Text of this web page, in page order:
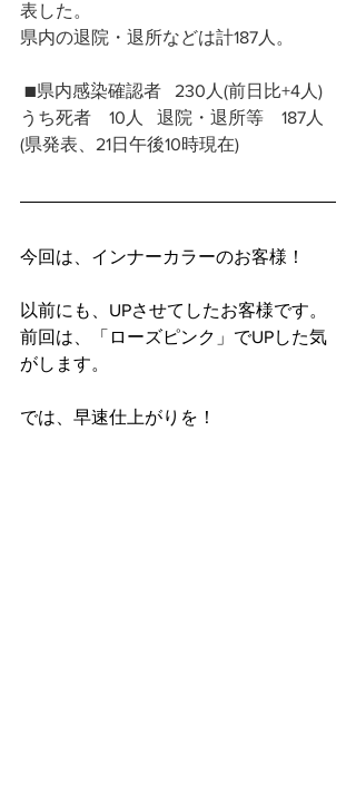
表した。
県内の退院・退所などは計187人。
うち死者　10人   退院・退所等　187人
(県発表、21日午後10時現在)
今回は、インナーカラーのお客様！
以前にも、UPさせてしたお客様です。
前回は、「ローズピンク」でUPした気
がします。
では、早速仕上がりを！